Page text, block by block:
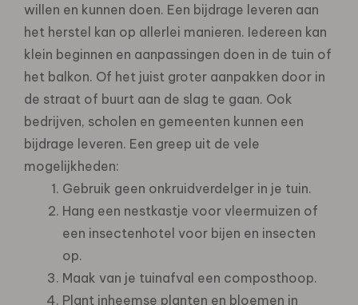
willen en kunnen doen. Een bijdrage leveren aan
het herstel kan op allerlei manieren. Iedereen kan
klein beginnen en aanpassingen doen in de tuin of
het balkon. Of het juist groter aanpakken door in
de straat of buurt aan de slag te gaan. Ook
bedrijven, scholen en gemeenten kunnen een
bijdrage leveren. Een greep uit de vele
mogelijkheden:
Gebruik geen onkruidverdelger in je tuin.
Hang een nestkastje voor vleermuizen of
een insectenhotel voor bijen en insecten
op.
Maak van je tuinafval een composthoop.
Plant inheemse planten en bloemen in